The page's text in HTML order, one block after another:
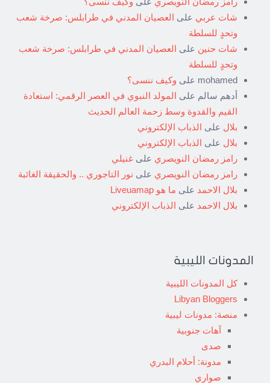
شات عربي على العصيان المدني في طرابلس: صرخة شعب
وتحدٍ للسلطة
شات حنين على العصيان المدني في طرابلس: صرخة شعب
وتحدٍ للسلطة
mohamed على وكيف ننسى؟
أدهم سالم على المولد النبوي في العصر الرقمي: استعادة
القيم والقدوة وسط زحمة العالم الحديث
بلال على الذباب الإلكتروني
بلال على الذباب الإلكتروني
رامز رمضان النويصري على غنيلي
رامز رمضان النويصري على نور التاجوري .. والحقيقة الغائبة
بلال الاحمد على ما هو Liveuamap
بلال الاحمد على الذباب الإلكتروني
المدونات الليبية
كل المدونات الليبية
Libyan Bloggers
منصة: مدونات ليبية
آهات جنوبية
صدى
مدونة: أحلام البدري
صواري